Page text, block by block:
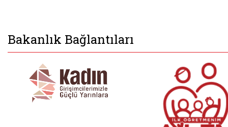
Bakanlık Bağlantıları